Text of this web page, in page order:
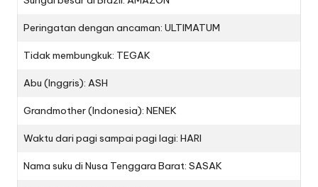
Peringatan dengan ancaman: ULTIMATUM
Tidak membungkuk: TEGAK
Abu (Inggris): ASH
Grandmother (Indonesia): NENEK
Waktu dari pagi sampai pagi lagi: HARI
Nama suku di Nusa Tenggara Barat: SASAK